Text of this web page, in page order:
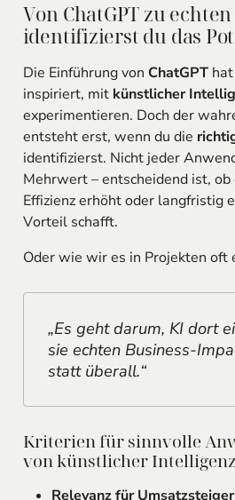
Von ChatGPT zu echten
identifizierst du das
Die Einführung von ChatGPThat
inspiriert, mit künstlicher
experimentieren. Doch der
entsteht erst, wenn du die
identifizierst. Nicht jeder
Mehrwert – entscheidend ist,
Effizienz erhöht oder langfristig
Vorteil schafft.
Oder wie wir es in Projekten oft
„Es geht darum, KI dort
sie echten Business-
statt überall.“
Kriterien für sinnvolle
von künstlicher Intelligenz
Relevanz für